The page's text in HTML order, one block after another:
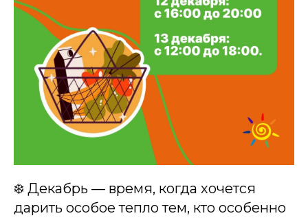
❄️ Декабрь — время, когда хочется
дарить особое тепло тем, кто особенно